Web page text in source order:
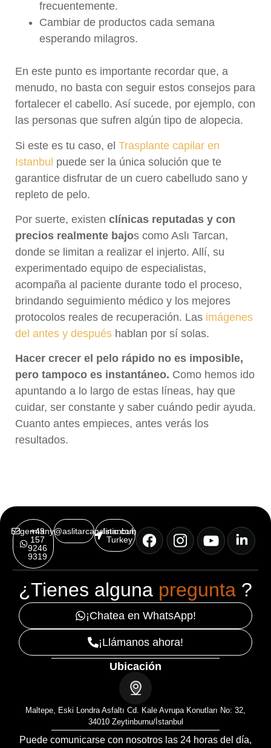
frecuentemente.
Cambiar de productos cada semana
esperando milagros.
En este punto es importante recordar que, a
menudo, no basta con seguir estos consejos para
fortalecer el cabello. Así sucede, por ejemplo, con
las personas que sufren algún tipo de alopecia.
Si este es tu caso, el Trasplante capilar en
Istanbul puede ser la única solución que te
garantice disfrutar de un cuero cabelludo sano y
repleto de pelo.
Por suerte, existen clínicas reputadas y con
precios realmente bajos como Aslı Tarcan,
donde se limitan a realizar el injerto. Allí, su
experimentado equipo de especialistas,
acompaña al paciente durante todo el proceso,
brindando seguimiento médico y los mejores
protocolos reales de recuperación. Las imágenes
del antes y después hablan por sí solas.
Hacer crecer el pelo rápido no es imposible,
pero tampoco es instantáneo. Como hemos ido
apuntando a lo largo de estas líneas, hay que
cuidar, ser constante y saber cuándo pedir ayuda.
Cuanto antes empieces, antes verás los
resultados.
+49
157
9246
9319
germany@aslitarcanclinic.com
Istanbul,
Turkey
¿Tienes alguna pregunta ?
¡Chatea en WhatsApp!
¡Llámanos ahora!
Ubicación
Maltepe, Eski Londra Asfaltı Cd. Kale Avrupa Konutları No: 32,
34010 Zeytinburnu/İstanbul
Puede comunicarse con nosotros las 24 horas del día,